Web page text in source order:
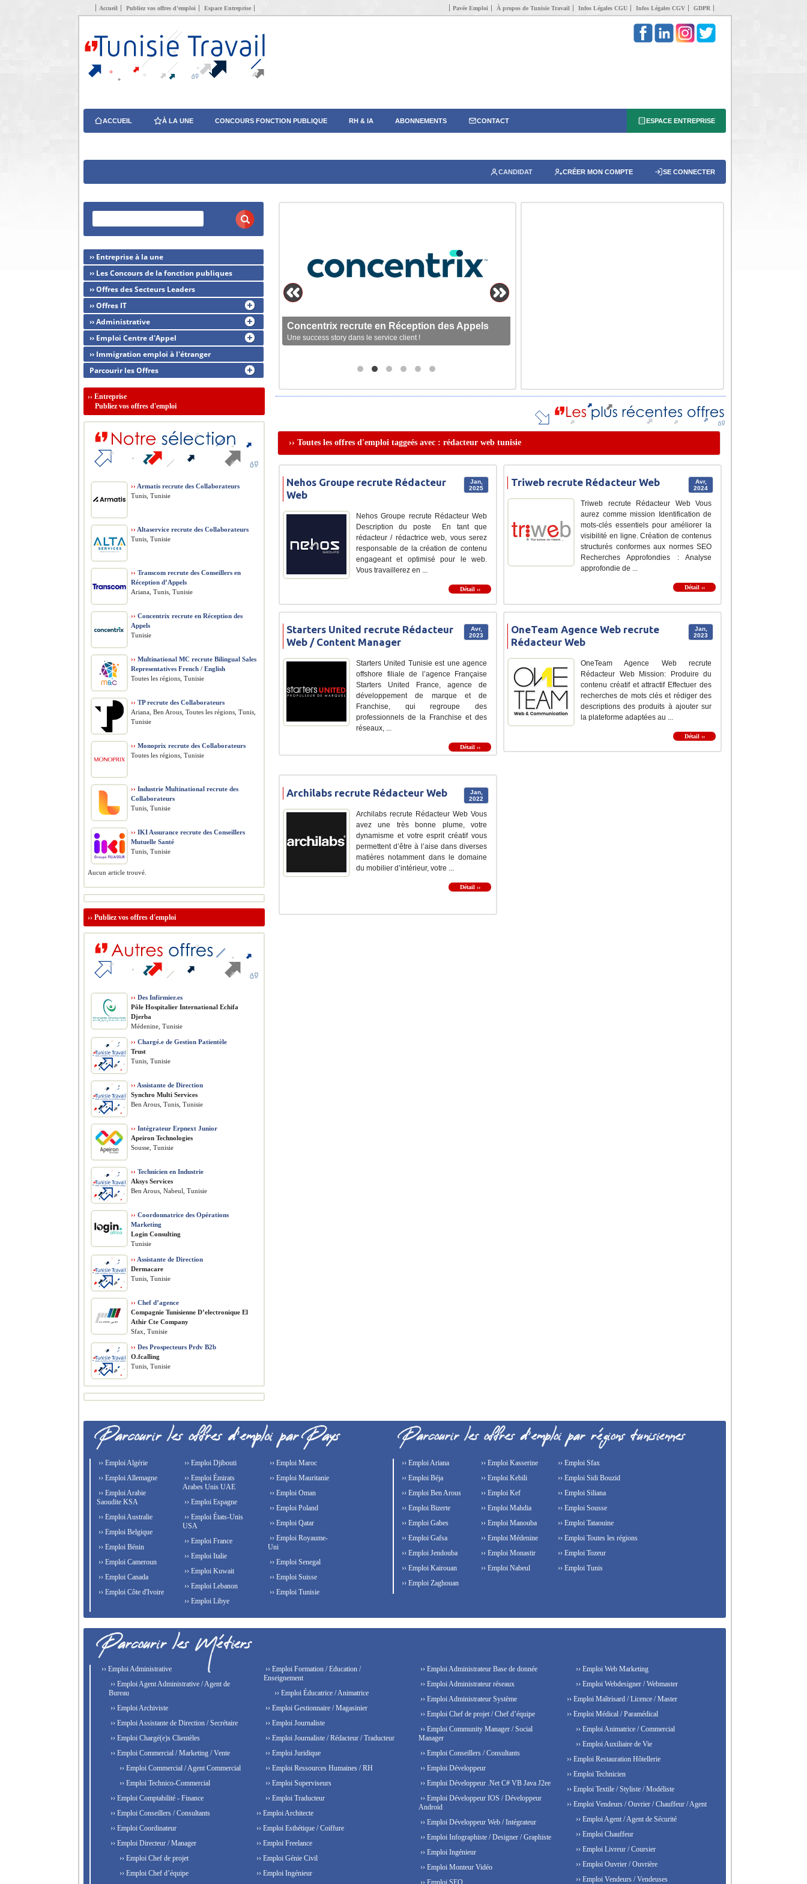
Accueil Publiez vos offres d’emploi Espace Entreprise Pavée Emploi À propos de Tunisie Travail Infos Légales CGU Infos Légales CGV GDPR
ACCUEIL À LA UNE CONCOURS FONCTION PUBLIQUE RH & IA ABONNEMENTS CONTACT ESPACE ENTREPRISE
CANDIDAT CRÉER MON COMPTE SE CONNECTER
Concentrix recrute en Réception des Appels
Une success story dans le service client !
›› Toutes les offres d'emploi taggeés avec : rédacteur web tunisie
Jan,
2025
Nehos Groupe recrute Rédacteur
Web
Nehos Groupe recrute Rédacteur Web
Description du poste En tant que
rédacteur / rédactrice web, vous serez
responsable de la création de contenu
engageant et optimisé pour le web.
Vous travaillerez en ...
Détail ››
Avr,
2024
Triweb recrute Rédacteur Web
Triweb recrute Rédacteur Web Vous
aurez comme mission Identification de
mots-clés essentiels pour améliorer la
visibilité en ligne. Création de contenus
structurés conformes aux normes SEO
Recherches Approfondies : Analyse
approfondie de ...
Détail ››
Avr,
2023
Starters United recrute Rédacteur
Web / Content Manager
Starters United Tunisie est une agence
offshore filiale de l’agence Française
Starters United France, agence de
développement de marque et de
Franchise, qui regroupe des
professionnels de la Franchise et des
réseaux, ...
Détail ››
Jan,
2023
OneTeam Agence Web recrute
Rédacteur Web
OneTeam Agence Web recrute
Rédacteur Web Mission: Produire du
contenu créatif et attractif Effectuer des
recherches de mots clés et rédiger des
descriptions des produits à ajouter sur
la plateforme adaptées au ...
Détail ››
Jan,
2022
Archilabs recrute Rédacteur Web
Archilabs recrute Rédacteur Web Vous
avez une très bonne plume, votre
dynamisme et votre esprit créatif vous
permettent d’être à l’aise dans diverses
matières notamment dans le domaine
du mobilier d’intérieur, votre ...
Détail ››
›› Entreprise à la une
›› Les Concours de la fonction publiques
›› Offres des Secteurs Leaders
›› Offres IT
›› Administrative
›› Emploi Centre d'Appel
›› Immigration emploi à l'étranger
Parcourir les Offres
›› Entreprise
Publiez vos offres d'emploi
›› Armatis recrute des Collaborateurs
Tunis, Tunisie
›› Altaservice recrute des Collaborateurs
Tunis, Tunisie
›› Transcom recrute des Conseillers en
Réception d’Appels
Ariana, Tunis, Tunisie
›› Concentrix recrute en Réception des
Appels
Tunisie
›› Multinational MC recrute Bilingual Sales
Representatives French / English
Toutes les régions, Tunisie
›› TP recrute des Collaborateurs
Ariana, Ben Arous, Toutes les régions, Tunis,
Tunisie
›› Monoprix recrute des Collaborateurs
Toutes les régions, Tunisie
›› Industrie Multinational recrute des
Collaborateurs
Tunis, Tunisie
›› IKI Assurance recrute des Conseillers
Mutuelle Santé
Tunis, Tunisie
Aucun article trouvé.
›› Publiez vos offres d'emploi
›› Des Infirmier.es
Pôle Hospitalier International Echifa
Djerba
Médenine, Tunisie
›› Chargé.e de Gestion Patientèle
Trust
Tunis, Tunisie
›› Assistante de Direction
Synchro Multi Services
Ben Arous, Tunis, Tunisie
›› Intégrateur Erpnext Junior
Apeiron Technologies
Sousse, Tunisie
›› Technicien en Industrie
Aksys Services
Ben Arous, Nabeul, Tunisie
›› Coordonnatrice des Opérations
Marketing
Login Consulting
Tunisie
›› Assistante de Direction
Dermacare
Tunis, Tunisie
›› Chef d’agence
Compagnie Tunisienne D’electronique El
Athir Cte Company
Sfax, Tunisie
›› Des Prospecteurs Prdv B2b
O.fcalling
Tunis, Tunisie
›› Emploi Algérie
›› Emploi Allemagne
›› Emploi Arabie
Saoudite KSA
›› Emploi Australie
›› Emploi Belgique
›› Emploi Bénin
›› Emploi Cameroun
›› Emploi Canada
›› Emploi Côte d'Ivoire
›› Emploi Djibouti
›› Emploi Émirats
Arabes Unis UAE
›› Emploi Espagne
›› Emploi États-Unis
USA
›› Emploi France
›› Emploi Italie
›› Emploi Kuwait
›› Emploi Lebanon
›› Emploi Libye
›› Emploi Maroc
›› Emploi Mauritanie
›› Emploi Oman
›› Emploi Poland
›› Emploi Qatar
›› Emploi Royaume-
Uni
›› Emploi Senegal
›› Emploi Suisse
›› Emploi Tunisie
›› Emploi Ariana
›› Emploi Béja
›› Emploi Ben Arous
›› Emploi Bizerte
›› Emploi Gabes
›› Emploi Gafsa
›› Emploi Jendouba
›› Emploi Kairouan
›› Emploi Kasserine
›› Emploi Kebili
›› Emploi Kef
›› Emploi Mahdia
›› Emploi Manouba
›› Emploi Médenine
›› Emploi Monastir
›› Emploi Nabeul
›› Emploi Sfax
›› Emploi Sidi Bouzid
›› Emploi Siliana
›› Emploi Sousse
›› Emploi Tataouine
›› Emploi Toutes les régions
›› Emploi Tozeur
›› Emploi Tunis
›› Emploi Zaghouan
›› Emploi Administrative
›› Emploi Agent Administrative / Agent de
Bureau
›› Emploi Archiviste
›› Emploi Assistante de Direction / Secrétaire
›› Emploi Chargé(e)s Clientèles
›› Emploi Commercial / Marketing / Vente
›› Emploi Commercial / Agent Commercial
›› Emploi Technico-Commercial
›› Emploi Comptabilité - Finance
›› Emploi Conseillers / Consultants
›› Emploi Coordinateur
›› Emploi Directeur / Manager
›› Emploi Chef de projet
›› Emploi Chef d’équipe
›› Emploi Formation / Education /
Enseignement
›› Emploi Éducatrice / Animatrice
›› Emploi Gestionnaire / Magasinier
›› Emploi Journaliste
›› Emploi Journaliste / Rédacteur / Traducteur
›› Emploi Juridique
›› Emploi Ressources Humaines / RH
›› Emploi Superviseurs
›› Emploi Traducteur
›› Emploi Architecte
›› Emploi Esthétique / Coiffure
›› Emploi Freelance
›› Emploi Génie Civil
›› Emploi Ingénieur
›› Emploi Administrateur Base de donnée
›› Emploi Administrateur réseaux
›› Emploi Administrateur Système
›› Emploi Chef de projet / Chef d’équipe
›› Emploi Community Manager / Social
Manager
›› Emploi Conseillers / Consultants
›› Emploi Développeur
›› Emploi Développeur .Net C# VB Java J2ee
›› Emploi Développeur IOS / Développeur
Android
›› Emploi Développeur Web / Intégrateur
›› Emploi Infographiste / Designer / Graphiste
›› Emploi Ingénieur
›› Emploi Monteur Vidéo
›› Emploi SEO
›› Emploi Web Marketing
›› Emploi Webdesigner / Webmaster
›› Emploi Maîtrisard / Licence / Master
›› Emploi Médical / Paramédical
›› Emploi Animatrice / Commercial
›› Emploi Auxiliaire de Vie
›› Emploi Restauration Hôtellerie
›› Emploi Technicien
›› Emploi Textile / Styliste / Modéliste
›› Emploi Vendeurs / Ouvrier / Chauffeur / Agent
›› Emploi Agent / Agent de Sécurité
›› Emploi Chauffeur
›› Emploi Livreur / Coursier
›› Emploi Ouvrier / Ouvrière
›› Emploi Vendeurs / Vendeuses